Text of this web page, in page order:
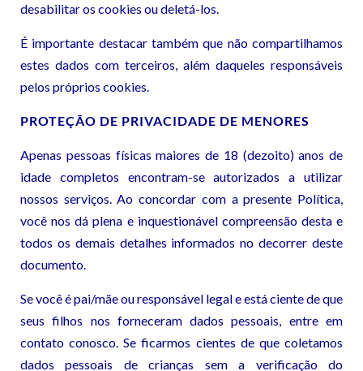
desabilitar os cookies ou deletá-los.
É importante destacar também que não compartilhamos
estes dados com terceiros, além daqueles responsáveis
pelos próprios cookies.
PROTEÇÃO DE PRIVACIDADE DE MENORES
Apenas pessoas físicas maiores de 18 (dezoito) anos de
idade completos encontram-se autorizados a utilizar
nossos serviços. Ao concordar com a presente Política,
você nos dá plena e inquestionável compreensão desta e
todos os demais detalhes informados no decorrer deste
documento.
Se você é pai/mãe ou responsável legal e está ciente de que
seus filhos nos forneceram dados pessoais, entre em
contato conosco. Se ficarmos cientes de que coletamos
dados pessoais de crianças sem a verificação do